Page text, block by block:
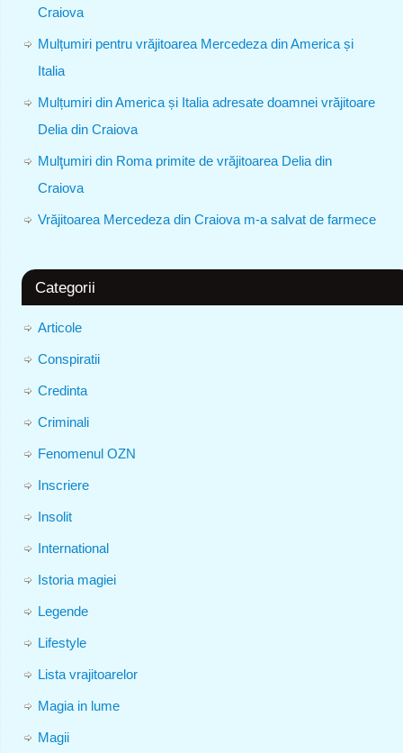
Craiova
Mulțumiri pentru vrăjitoarea Mercedeza din America și
Italia
Mulțumiri din America și Italia adresate doamnei vrăjitoare
Delia din Craiova
Mulţumiri din Roma primite de vrăjitoarea Delia din
Craiova
Vrăjitoarea Mercedeza din Craiova m-a salvat de farmece
Categorii
Articole
Conspiratii
Credinta
Criminali
Fenomenul OZN
Inscriere
Insolit
International
Istoria magiei
Legende
Lifestyle
Lista vrajitoarelor
Magia in lume
Magii